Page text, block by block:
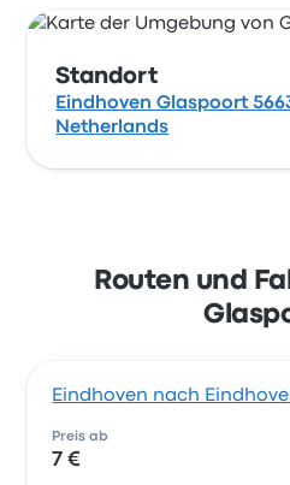
Standort
Eindhoven Glaspoort
Netherlands
Routen und
Eindhoven nach
Preis ab
7 €